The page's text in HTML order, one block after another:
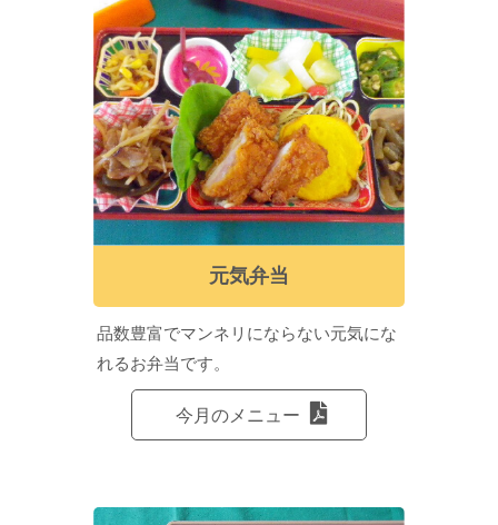
元気弁当
品数豊富でマンネリにならない元気にな
れるお弁当です。
今月のメニュー